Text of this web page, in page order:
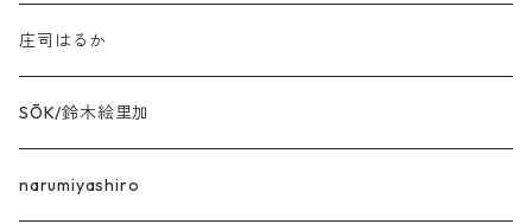
庄司はるか
SŌK/鈴木絵里加
narumiyashiro